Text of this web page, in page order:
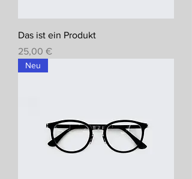
Das ist ein Produkt
Preis
25,00 €
Neu